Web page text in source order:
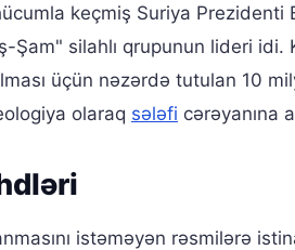
keçmiş Suriya
silahlı qrupunun lideri idi.
üçün nəzərdə tutulan 10
olaraq sələfi cərəyanına
istəməyən rəsmilərə